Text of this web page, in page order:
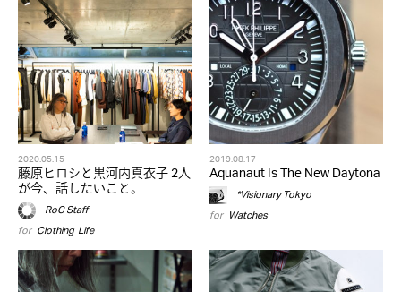
2020.05.15
藤原ヒロシと黒河内真衣子 2人
が今、話したいこと。
RoC Staff
for Clothing,Life
2019.08.17
Aquanaut Is The New Daytona
*Visionary Tokyo
for Watches